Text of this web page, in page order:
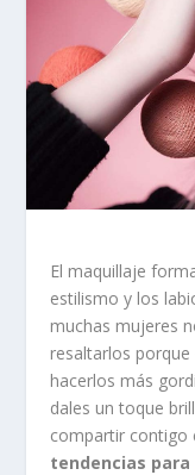
El maquillaje
estilismo y los
muchas mujeres
resaltarlos
hacerlos más
dales un toque
compartir contigo
tendencias